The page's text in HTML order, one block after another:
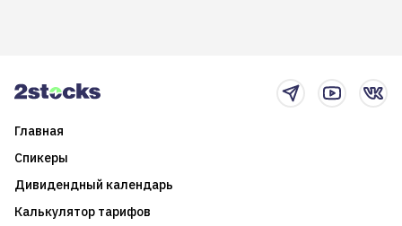
Главная
Спикеры
Дивидендный календарь
Калькулятор тарифов